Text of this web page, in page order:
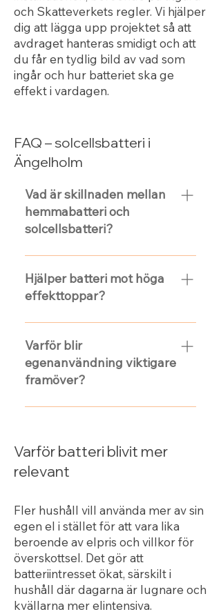
och Skatteverkets regler. Vi hjälper
dig att lägga upp projektet så att
avdraget hanteras smidigt och att
du får en tydlig bild av vad som
ingår och hur batteriet ska ge
effekt i vardagen.
FAQ – solcellsbatteri i
Ängelholm
Vad är skillnaden mellan
hemmabatteri och
solcellsbatteri?
I praktiken används orden
ofta om samma typ av
produkt. Solcellsbatteri
hemmabatteri som laddas av
din solcellsanläggning.
Hjälper batteri mot höga
effekttoppar?
Det kan bidra, särskilt om ditt
hushåll ofta har tydliga
toppar när flera saker går
samtidigt. Rätt styrning och
Varför blir
egenanvändning viktigare
framöver?
Många vill använda mer av
vara lika beroende av villkor
för överskottsel. Det gör att
batteri och smart styrning blir
bygger ett modernt
energisystem hemma.
Varför batteri blivit mer
relevant
Fler hushåll vill använda mer av sin
egen el i stället för att vara lika
beroende av elpris och villkor för
överskottsel. Det gör att
batteriintresset ökat, särskilt i
hushåll där dagarna är lugnare och
kvällarna mer elintensiva.